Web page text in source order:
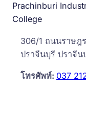
Prachinburi
College
306/1 ถนนราษฎ
ปราจีนบุรี ปราจีน
โทรศัพท์: 037